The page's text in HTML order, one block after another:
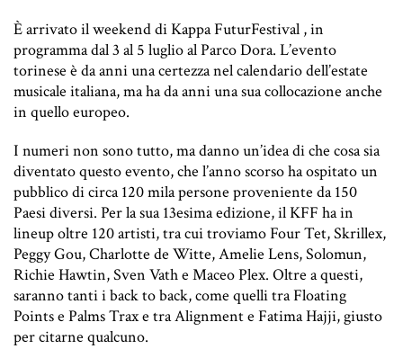
È arrivato il weekend di Kappa FuturFestival , in
programma dal 3 al 5 luglio al Parco Dora. L’evento
torinese è da anni una certezza nel calendario dell’estate
musicale italiana, ma ha da anni una sua collocazione anche
in quello europeo.
I numeri non sono tutto, ma danno un’idea di che cosa sia
diventato questo evento, che l’anno scorso ha ospitato un
pubblico di circa 120 mila persone proveniente da 150
Paesi diversi. Per la sua 13esima edizione, il KFF ha in
lineup oltre 120 artisti, tra cui troviamo Four Tet, Skrillex,
Peggy Gou, Charlotte de Witte, Amelie Lens, Solomun,
Richie Hawtin, Sven Vath e Maceo Plex. Oltre a questi,
saranno tanti i back to back, come quelli tra Floating
Points e Palms Trax e tra Alignment e Fatima Hajji, giusto
per citarne qualcuno.